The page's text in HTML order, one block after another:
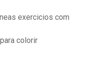
exercicios com
colorir